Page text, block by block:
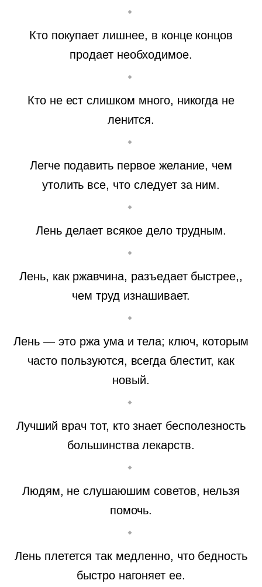
Кто покупает лишнее, в конце концов
продает необходимое.
Кто не ест слишком много, никогда не
ленится.
Легче подавить первое желание, чем
утолить все, что следует за ним.
Лень делает всякое дело трудным.
Лень, как ржавчина, разъедает быстрее,,
чем труд изнашивает.
Лень — это ржа ума и тела; ключ, которым
часто пользуются, всегда блестит, как
новый.
Лучший врач тот, кто знает бесполезность
большинства лекарств.
Людям, не слушаюшим советов, нельзя
помочь.
Лень плетется так медленно, что бедность
быстро нагоняет ее.